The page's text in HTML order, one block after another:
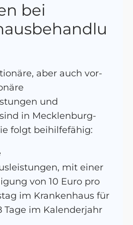
bei
aber auch vor-
und
in Mecklenburg-
folgt beihilfefähig:
mit einer
von 10 Euro pro
im Krankenhaus für
Tage im Kalenderjahr